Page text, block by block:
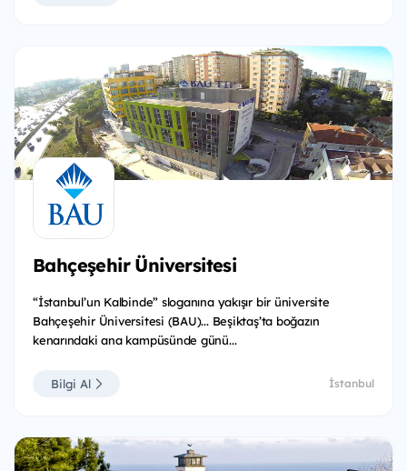
Bahçeşehir Üniversitesi
“İstanbul’un Kalbinde” sloganına yakışır bir üniversite
Bahçeşehir Üniversitesi (BAU)... Beşiktaş’ta boğazın
kenarındaki ana kampüsünde günü...
Bilgi Al İstanbul